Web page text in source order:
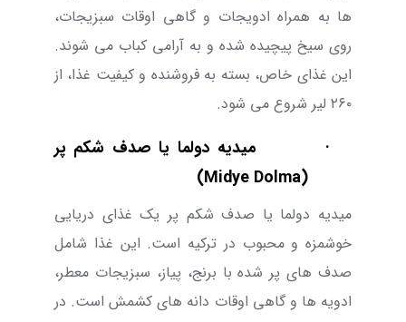
ها به همراه ادویجات و گاهی اوقات سبزیجات،
روی سیخ پیچیده شده و به آرامی کباب می شوند.
این غذای خاص، بسته به فروشنده و کیفیت غذا، از
۲۶۰ لیر شروع می شود.
·
میدیه دولما یا صدف شکم پر
(
Midye Dolma
)
میدیه دولما یا صدف شکم پر یک غذای دریایی
خوشمزه و محبوب در ترکیه است. این غذا شامل
صدف های پر شده با برنج، پیاز، سبزیجات معطر،
ادویه ها و گاهی اوقات دانه های کشمش است. در